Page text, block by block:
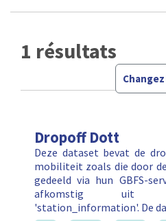
1 résultats
Dropoff Dott
Deze dataset bevat de
mobiliteit zoals die door
gedeeld via hun GBFS-
afkomstig uit
'station_information'. De